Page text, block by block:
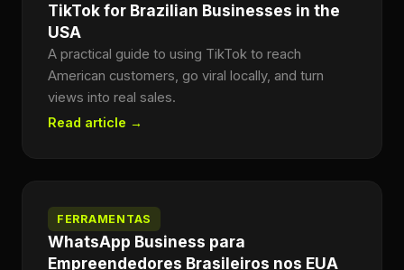
TikTok for Brazilian Businesses in the
USA
A practical guide to using TikTok to reach
American customers, go viral locally, and turn
views into real sales.
Read article →
FERRAMENTAS
WhatsApp Business para
Empreendedores Brasileiros nos EUA